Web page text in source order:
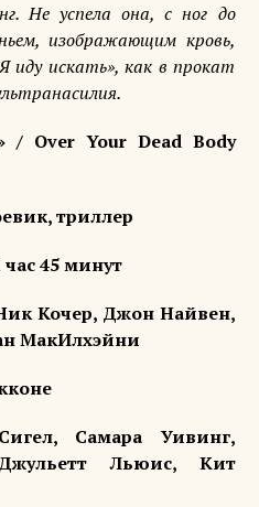
Не успела она, с ног до
изображающим кровь,
иду искать», как в прокат
/ Over Your Dead Body
триллер
45 минут
Кочер, Джон Найвен,
МакИлхэйни
Самара Уивинг,
Льюис, Кит